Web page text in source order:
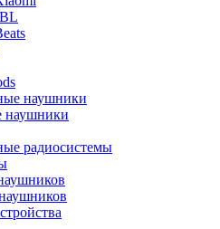
наушники
наушники
радиосистемы